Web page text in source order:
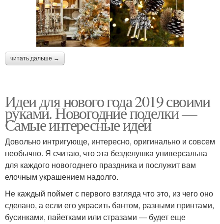
читать дальше →
Идеи для нового года 2019 своими
руками. Новогодние поделки —
Самые интересные идеи
Довольно интригующе, интересно, оригинально и совсем
необычно. Я считаю, что эта безделушка универсальна
для каждого новогоднего праздника и послужит вам
елочным украшением надолго.
Не каждый поймет с первого взгляда что это, из чего оно
сделано, а если его украсить бантом, разными принтами,
бусинками, пайетками или стразами — будет еще